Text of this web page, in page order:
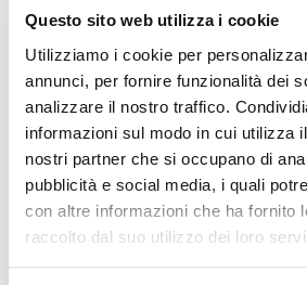
Questo sito web utilizza i cookie
Utilizziamo i cookie per
annunci, per fornire funzionalità dei
analizzare il nostro traffico.
informazioni sul modo in cui utilizza
nostri partner che si occupano di
pubblicità e social media, i quali
con altre informazioni che ha fornito
raccolto dal suo utilizzo dei loro